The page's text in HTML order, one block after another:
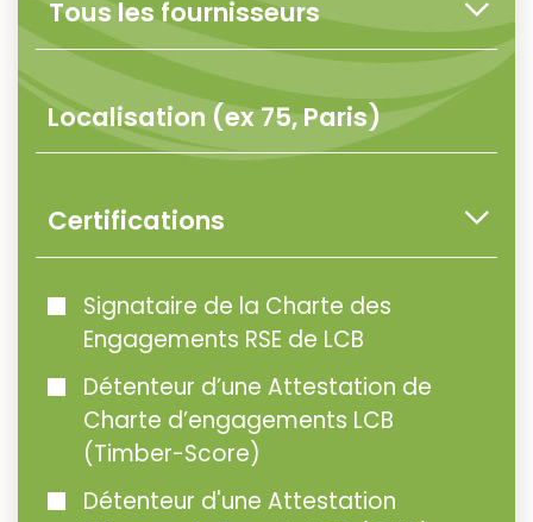
Certifications
Signataire de la Charte des
Engagements RSE de LCB
Détenteur d’une Attestation de
Charte d’engagements LCB
(Timber-Score)
Détenteur d'une Attestation